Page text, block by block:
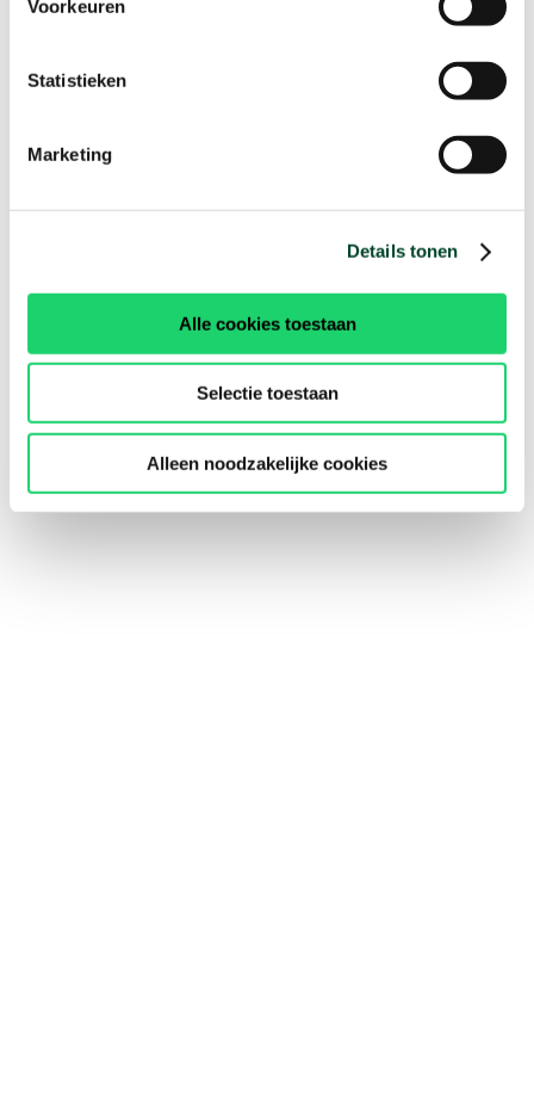
Voorkeuren
Statistieken
Marketing
Details tonen
Alle cookies toestaan
Selectie toestaan
Alleen noodzakelijke cookies